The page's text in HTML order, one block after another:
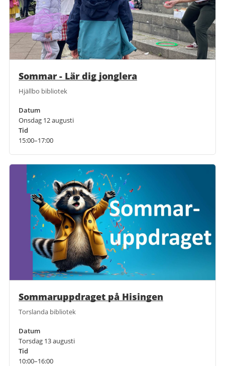
Sommar - Lär dig jonglera
Hjällbo bibliotek
Datum
Onsdag 12 augusti
Tid
15:00–17:00
Sommaruppdraget på Hisingen
Torslanda bibliotek
Datum
Torsdag 13 augusti
Tid
10:00–16:00